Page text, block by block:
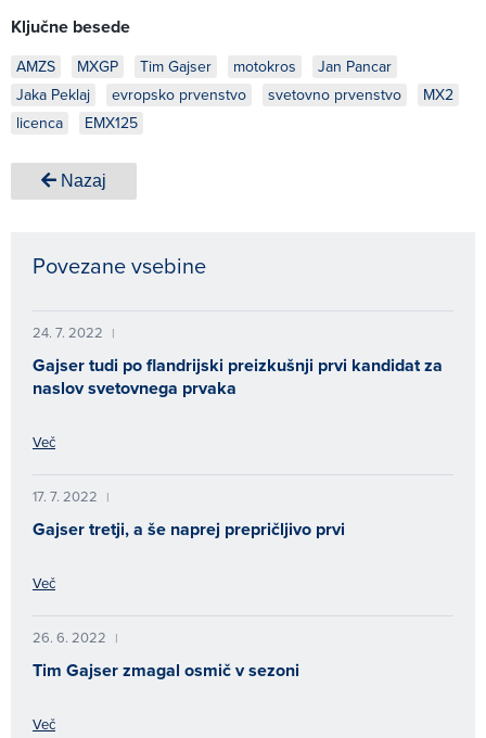
Ključne besede
AMZS MXGP Tim Gajser motokros
Jan Pancar
Jaka Peklaj
evropsko prvenstvo svetovno prvenstvo
MX2
licenca
EMX125
Nazaj
Povezane vsebine
24. 7. 2022 |
Gajser tudi po flandrijski preizkušnji prvi kandidat za
naslov svetovnega prvaka
Več
17. 7. 2022 |
Gajser tretji, a še naprej prepričljivo prvi
Več
26. 6. 2022 |
Tim Gajser zmagal osmič v sezoni
Več